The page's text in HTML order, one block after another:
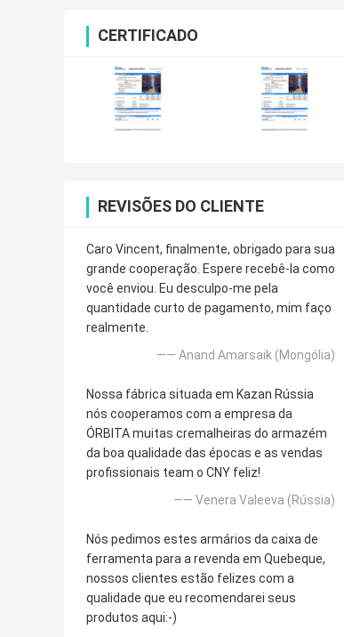
CERTIFICADO
REVISÕES DO CLIENTE
Caro Vincent, finalmente, obrigado para sua
grande cooperação. Espere recebê-la como
você enviou. Eu desculpo-me pela
quantidade curto de pagamento, mim faço
realmente.
—— Anand Amarsaik (Mongólia)
Nossa fábrica situada em Kazan Rússia
nós cooperamos com a empresa da
ÓRBITA muitas cremalheiras do armazém
da boa qualidade das épocas e as vendas
profissionais team o CNY feliz!
—— Venera Valeeva (Rússia)
Nós pedimos estes armários da caixa de
ferramenta para a revenda em Quebeque,
nossos clientes estão felizes com a
qualidade que eu recomendarei seus
produtos aqui:-)